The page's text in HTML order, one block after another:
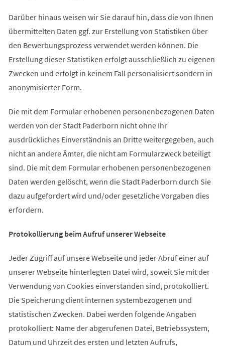
Darüber hinaus weisen wir Sie darauf hin, dass die von Ihnen
übermittelten Daten ggf. zur Erstellung von Statistiken über
den Bewerbungsprozess verwendet werden können. Die
Erstellung dieser Statistiken erfolgt ausschließlich zu eigenen
Zwecken und erfolgt in keinem Fall personalisiert sondern in
anonymisierter Form.
Die mit dem Formular erhobenen personenbezogenen Daten
werden von der Stadt Paderborn nicht ohne Ihr
ausdrückliches Einverständnis an Dritte weitergegeben, auch
nicht an andere Ämter, die nicht am Formularzweck beteiligt
sind. Die mit dem Formular erhobenen personenbezogenen
Daten werden gelöscht, wenn die Stadt Paderborn durch Sie
dazu aufgefordert wird und/oder gesetzliche Vorgaben dies
erfordern.
Protokollierung beim Aufruf unserer Webseite
Jeder Zugriff auf unsere Webseite und jeder Abruf einer auf
unserer Webseite hinterlegten Datei wird, soweit Sie mit der
Verwendung von Cookies einverstanden sind, protokolliert.
Die Speicherung dient internen systembezogenen und
statistischen Zwecken. Dabei werden folgende Angaben
protokolliert: Name der abgerufenen Datei, Betriebssystem,
Datum und Uhrzeit des ersten und letzten Aufrufs,